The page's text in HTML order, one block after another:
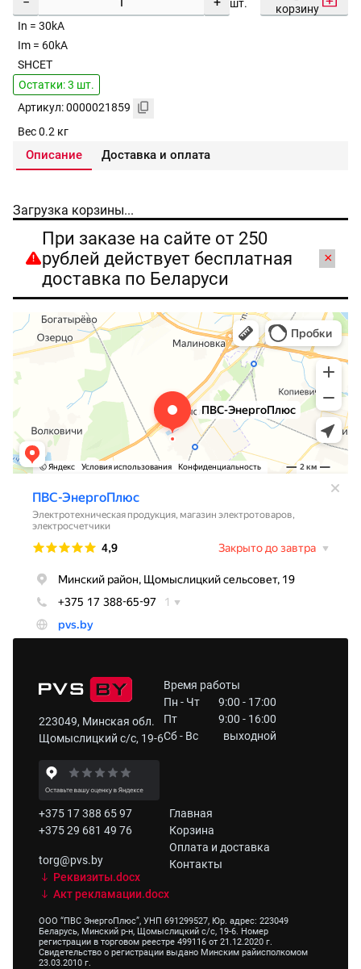
шт.
корзину
In = 30kA
Im = 60kA
SHCET
Остатки: 3 шт.
Артикул: 0000021859
Вес 0.2 кг
Описание Доставка и оплата
Загрузка корзины...
При заказе на сайте от 250
рублей действует бесплатная
доставка по Беларуси
×
223049, Минская обл.
Щомыслицкий с/с, 19-6
Время работы
Пн - Чт
9:00 - 17:00
Пт
9:00 - 16:00
Сб - Вс
выходной
+375 17 388 65 97
+375 29 681 49 76
torg@pvs.by
Реквизиты.docx
Акт рекламации.docx
Главная
Корзина
Оплата и доставка
Контакты
ООО “ПВС ЭнергоПлюс”, УНП 691299527, Юр. адрес: 223049
Беларусь, Минский р-н, Щомыслицкий с/с, 19-6. Номер
регистрации в торговом реестре 499116 от 21.12.2020 г.
Свидетельство о регистрации выдано Минским райисполкомом
23.03.2010 г.